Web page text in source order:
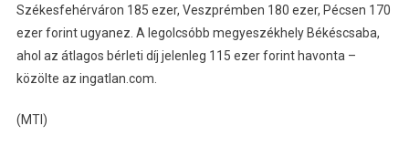
Székesfehérváron 185 ezer, Veszprémben 180 ezer, Pécsen 170
ezer forint ugyanez. A legolcsóbb megyeszékhely Békéscsaba,
ahol az átlagos bérleti díj jelenleg 115 ezer forint havonta –
közölte az ingatlan.com.
(MTI)